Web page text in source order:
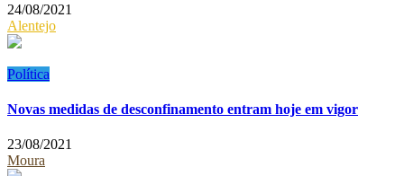
24/08/2021
Alentejo
Política
Novas medidas de desconfinamento entram hoje em vigor
23/08/2021
Moura